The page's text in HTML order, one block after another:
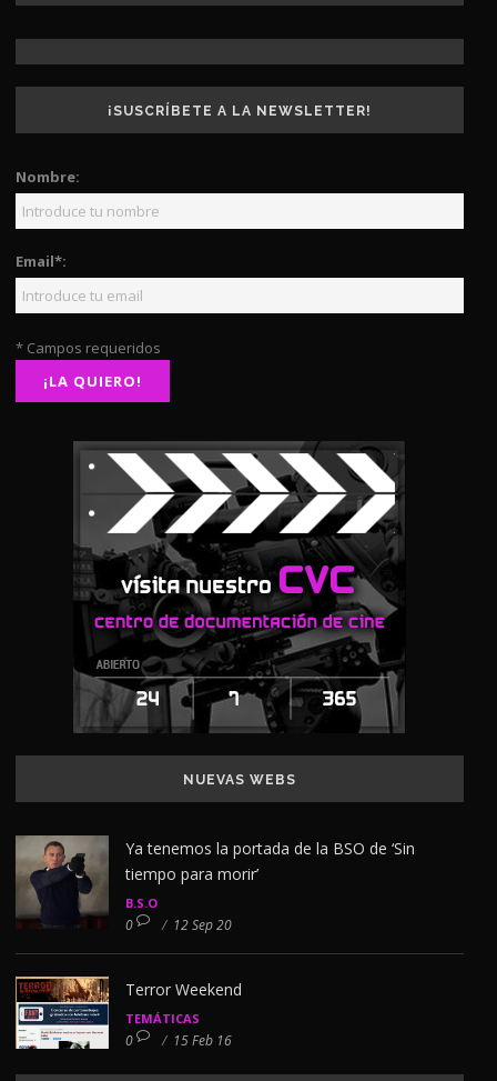
¡SUSCRÍBETE A LA NEWSLETTER!
Nombre:
Email*:
* Campos requeridos
NUEVAS WEBS
Ya tenemos la portada de la BSO de ‘Sin
tiempo para morir’
B.S.O
0 / 12 Sep 20
Terror Weekend
TEMÁTICAS
0 / 15 Feb 16